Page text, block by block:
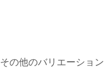
その他のバリエーション